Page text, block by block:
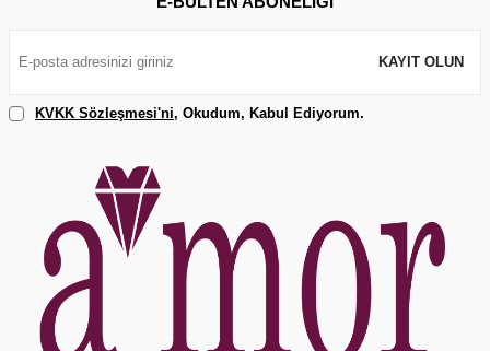
KAYIT OLUN
KVKK Sözleşmesi'ni, Okudum, Kabul Ediyorum.